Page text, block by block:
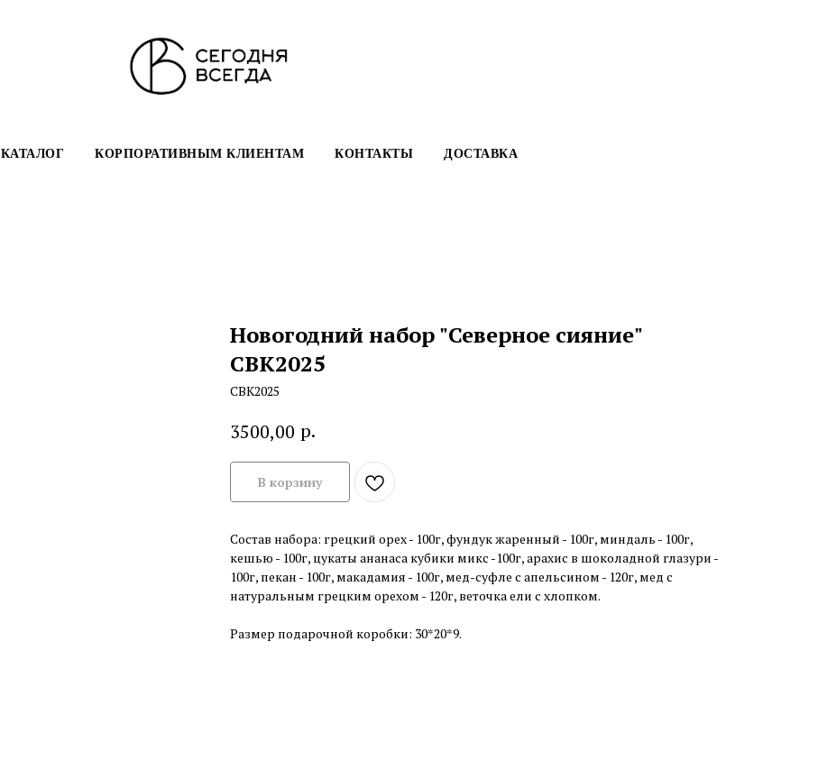
КАТАЛОГ КОРПОРАТИВНЫМ КЛИЕНТАМ КОНТАКТЫ ДОСТАВКА
Новогодний набор "Северное сияние"
СВК2025
СВК2025
3500,00 р.
В корзину
Состав набора: грецкий орех - 100г, фундук жаренный - 100г, миндаль - 100г,
кешью - 100г, цукаты ананаса кубики микс -100г, арахис в шоколадной глазури -
100г, пекан - 100г, макадамия - 100г, мед-суфле с апельсином - 120г, мед с
натуральным грецким орехом - 120г, веточка ели с хлопком.
Размер подарочной коробки: 30*20*9.